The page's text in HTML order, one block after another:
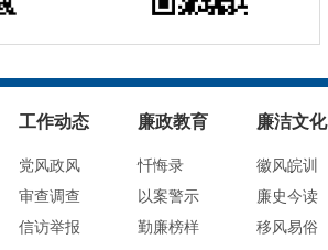
工作动态
党风政风
审查调查
信访举报
廉政教育
忏悔录
以案警示
勤廉榜样
廉洁文化
徽风皖训
廉史今读
移风易俗